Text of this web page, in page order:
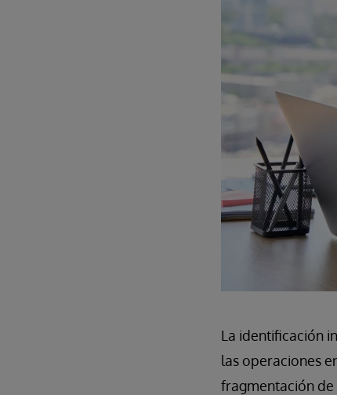
La identificación
las operaciones
fragmentación de